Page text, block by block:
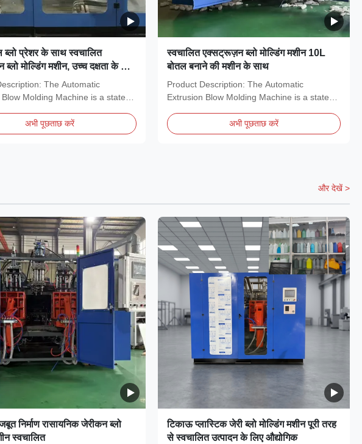
ब्लो प्रेशर के साथ स्वचालित
मोल्डिंग मशीन, उच्च दक्षता के लिए
स्वचालित संचालनThe Automatic
Molding Machine is a state-
अभी पूछताछ करें
स्वचालित एक्सट्रूज़न ब्लो मोल्डिंग मशीन 10L
बोतल बनाने की मशीन के साथ
Product Description: The Automatic
Extrusion Blow Molding Machine is a state-
अभी पूछताछ करें
और देखें >
निर्माण रासायनिक जेरीकन ब्लो
स्वचालित
टिकाऊ प्लास्टिक जेरी ब्लो मोल्डिंग मशीन पूरी तरह
से स्वचालित उत्पादन के लिए औद्योगिक